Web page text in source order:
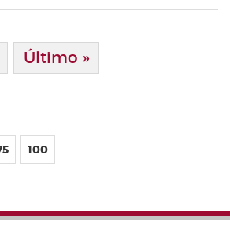
Página
Última Página
Último »
100